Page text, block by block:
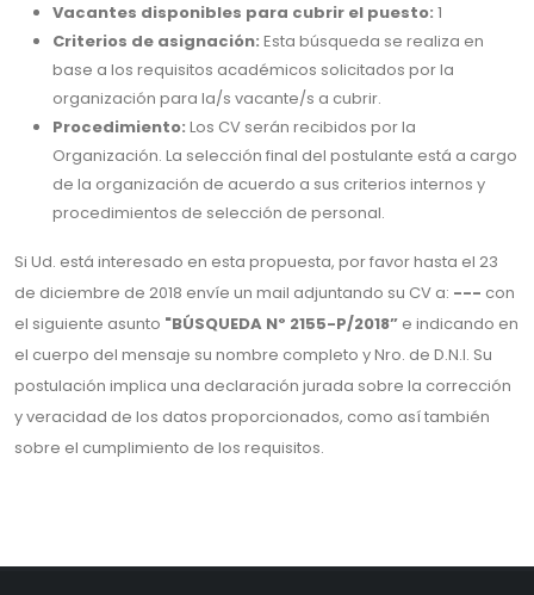
Vacantes disponibles para cubrir el puesto: 1
Criterios de asignación: Esta búsqueda se realiza en
base a los requisitos académicos solicitados por la
organización para la/s vacante/s a cubrir.
Procedimiento: Los CV serán recibidos por la
Organización. La selección final del postulante está a cargo
de la organización de acuerdo a sus criterios internos y
procedimientos de selección de personal.
Si Ud. está interesado en esta propuesta, por favor hasta el 23
de diciembre de 2018 envíe un mail adjuntando su CV a: --- con
el siguiente asunto "BÚSQUEDA Nº 2155-P/2018” e indicando en
el cuerpo del mensaje su nombre completo y Nro. de D.N.I. Su
postulación implica una declaración jurada sobre la corrección
y veracidad de los datos proporcionados, como así también
sobre el cumplimiento de los requisitos.